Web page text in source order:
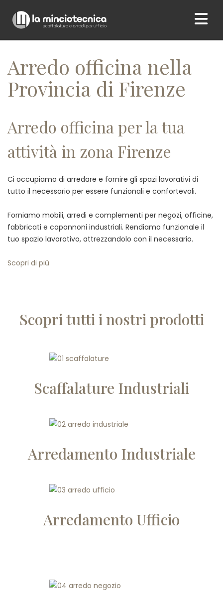
Home/ Arredo officina nella Provincia di Firenze
Arredo officina nella
Provincia di Firenze
Arredo officina per la tua
attività in zona Firenze
Ci occupiamo di arredare e fornire gli spazi lavorativi di
tutto il necessario per essere funzionali e confortevoli.
Forniamo mobili, arredi e complementi per negozi, officine,
fabbricati e capannoni industriali. Rendiamo funzionale il
tuo spazio lavorativo, attrezzandolo con il necessario.
Scopri di più
Scopri tutti i nostri prodotti
Scaffalature Industriali
Arredamento Industriale
Arredamento Ufficio